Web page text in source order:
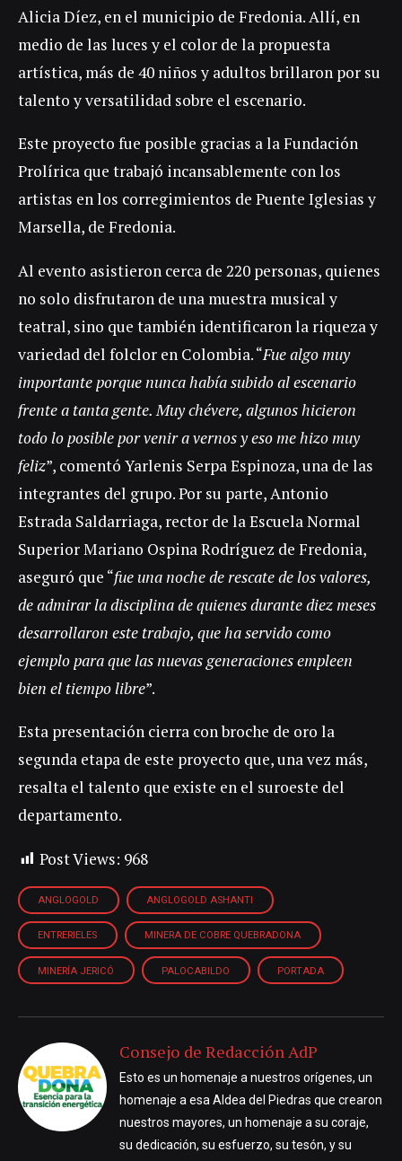
Alicia Díez, en el municipio de Fredonia. Allí, en
medio de las luces y el color de la propuesta
artística, más de 40 niños y adultos brillaron por su
talento y versatilidad sobre el escenario.
Este proyecto fue posible gracias a la Fundación
Prolírica que trabajó incansablemente con los
artistas en los corregimientos de Puente Iglesias y
Marsella, de Fredonia.
Al evento asistieron cerca de 220 personas, quienes
no solo disfrutaron de una muestra musical y
teatral, sino que también identificaron la riqueza y
variedad del folclor en Colombia. “Fue algo muy
importante porque nunca había subido al escenario
frente a tanta gente. Muy chévere, algunos hicieron
todo lo posible por venir a vernos y eso me hizo muy
feliz”, comentó Yarlenis Serpa Espinoza, una de las
integrantes del grupo. Por su parte, Antonio
Estrada Saldarriaga, rector de la Escuela Normal
Superior Mariano Ospina Rodríguez de Fredonia,
aseguró que “fue una noche de rescate de los valores,
de admirar la disciplina de quienes durante diez meses
desarrollaron este trabajo, que ha servido como
ejemplo para que las nuevas generaciones empleen
bien el tiempo libre”.
Esta presentación cierra con broche de oro la
segunda etapa de este proyecto que, una vez más,
resalta el talento que existe en el suroeste del
departamento.
Post Views: 968
ANGLOGOLD ANGLOGOLD ASHANTI
ENTRERIELES MINERA DE COBRE QUEBRADONA
MINERÍA JERICÓ PALOCABILDO PORTADA
Consejo de Redacción AdP
Esto es un homenaje a nuestros orígenes, un
homenaje a esa Aldea del Piedras que crearon
nuestros mayores, un homenaje a su coraje,
su dedicación, su esfuerzo, su tesón, y su